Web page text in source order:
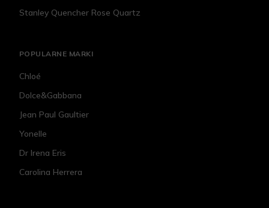
Stanley Quencher Rose Quartz
POPULARNE MARKI
Chloé
Dolce&Gabbana
Jean Paul Gaultier
Yonelle
Dr Irena Eris
Carolina Herrera